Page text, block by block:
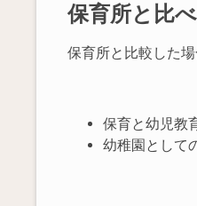
保育所と比
保育所と比較した
保育と幼児教
幼稚園として